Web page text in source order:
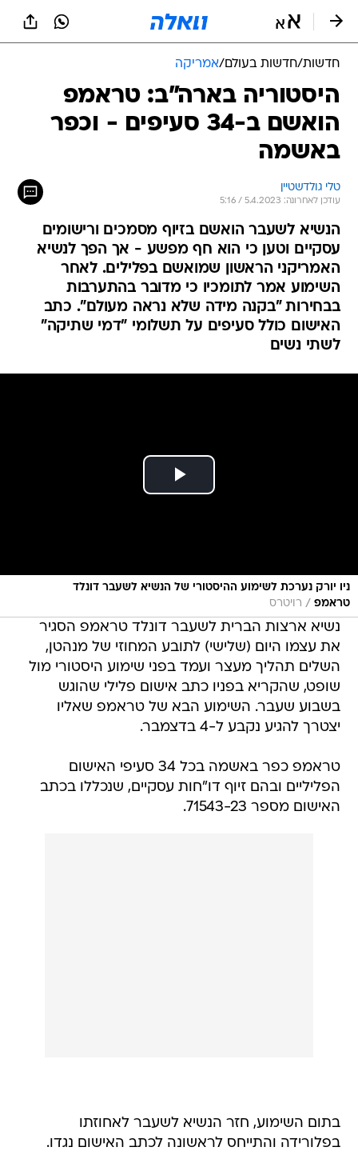
חדשות/חדשות בעולם/אמריקה
היסטוריה בארה"ב: טראמפ
הואשם ב-34 סעיפים - וכפר
באשמה
טלי גולדשטיין
עודכן לאחרונה: 5.4.2023 / 5:16
הנשיא לשעבר הואשם בזיוף מסמכים ורישומים
עסקיים וטען כי הוא חף מפשע - אך הפך לנשיא
האמריקני הראשון שמואשם בפלילים. לאחר
השימוע אמר לתומכיו כי מדובר בהתערבות
בבחירות "בקנה מידה שלא נראה מעולם". כתב
האישום כולל סעיפים על תשלומי "דמי שתיקה"
לשתי נשים
ניו יורק נערכת לשימוע ההיסטורי של הנשיא לשעבר דונלד
טראמפ / רויטרס
נשיא ארצות הברית לשעבר דונלד טראמפ הסגיר
את עצמו היום (שלישי) לתובע המחוזי של מנהטן,
השלים תהליך מעצר ועמד בפני שימוע היסטורי מול
שופט, שהקריא בפניו כתב אישום פלילי שהוגש
בשבוע שעבר. השימוע הבא של טראמפ שאליו
יצטרך להגיע נקבע ל-4 בדצמבר.
טראמפ כפר באשמה בכל 34 סעיפי האישום
הפליליים ובהם זיוף דו"חות עסקיים, שנכללו בכתב
האישום מספר 71543-23.
בתום השימוע, חזר הנשיא לשעבר לאחוזתו
בפלורידה והתייחס לראשונה לכתב האישום נגדו.